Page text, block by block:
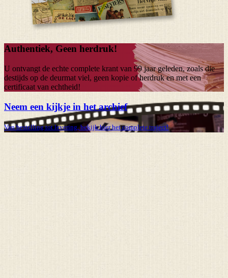
Authentiek, Geen herdruk!
U ontvangt de echte complete krant van 99 jaargeleden, zoals die
destijds op de deurmat viel, geen kopie of herdruk en met een
certificaat van echtheid!
Neem een kijkje in het archief
Van bestelling tot levering, bekijk hier het complete traject!